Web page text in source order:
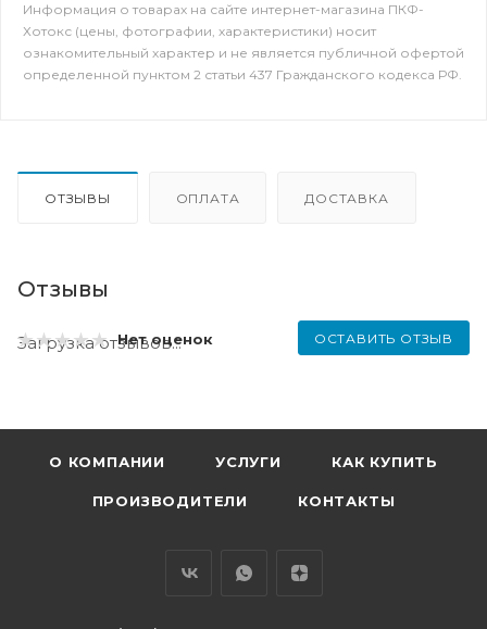
Информация о товарах на сайте интернет-магазина ПКФ-
Хотокс (цены, фотографии, характеристики) носит
ознакомительный характер и не является публичной офертой
определенной пунктом 2 статьи 437 Гражданского кодекса РФ.
ОТЗЫВЫ ОПЛАТА ДОСТАВКА
Отзывы
Нет оценок ОСТАВИТЬ ОТЗЫВ
Загрузка отзывов...
О КОМПАНИИ УСЛУГИ КАК КУПИТЬ
ПРОИЗВОДИТЕЛИ КОНТАКТЫ